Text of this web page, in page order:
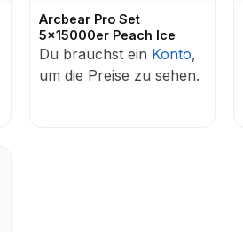
Arcbear Pro Set
5x15000er Peach Ice
Du brauchst ein Konto,
um die Preise zu sehen.